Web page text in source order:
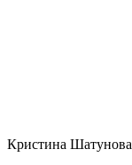
Кристина Шатунова